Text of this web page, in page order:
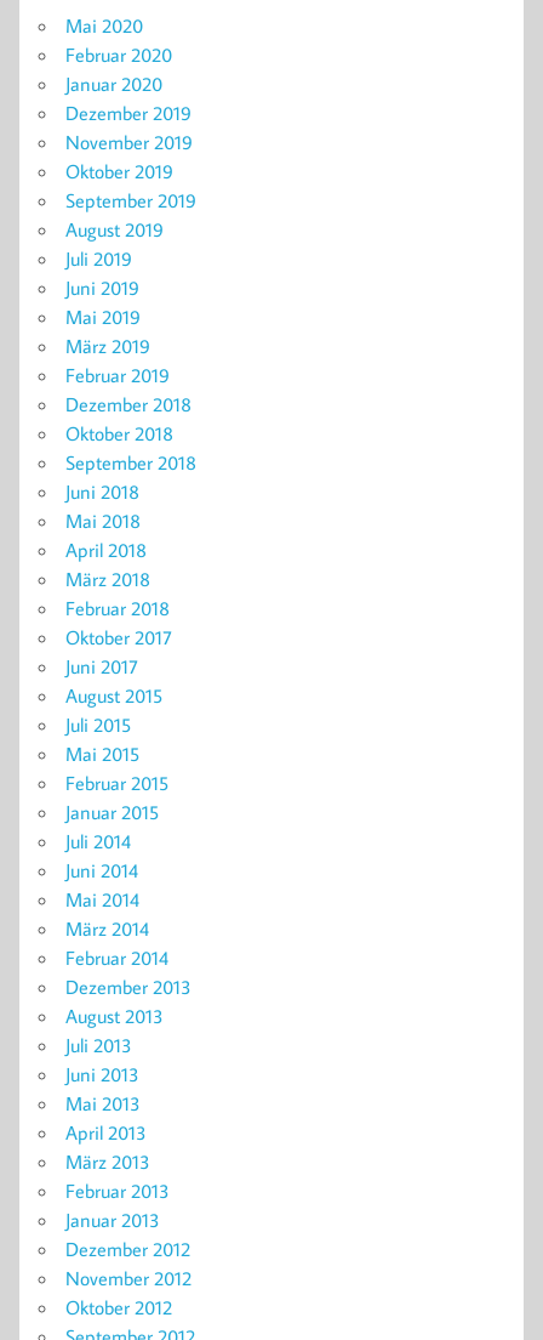
Mai 2020
Februar 2020
Januar 2020
Dezember 2019
November 2019
Oktober 2019
September 2019
August 2019
Juli 2019
Juni 2019
Mai 2019
März 2019
Februar 2019
Dezember 2018
Oktober 2018
September 2018
Juni 2018
Mai 2018
April 2018
März 2018
Februar 2018
Oktober 2017
Juni 2017
August 2015
Juli 2015
Mai 2015
Februar 2015
Januar 2015
Juli 2014
Juni 2014
Mai 2014
März 2014
Februar 2014
Dezember 2013
August 2013
Juli 2013
Juni 2013
Mai 2013
April 2013
März 2013
Februar 2013
Januar 2013
Dezember 2012
November 2012
Oktober 2012